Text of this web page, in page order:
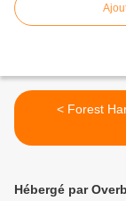
< Forest
Hébergé par